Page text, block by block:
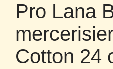
Pro Lana
Cotton 24